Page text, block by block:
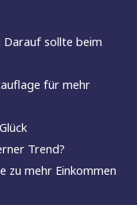
sollte beim
für mehr
Trend?
zu mehr Einkommen